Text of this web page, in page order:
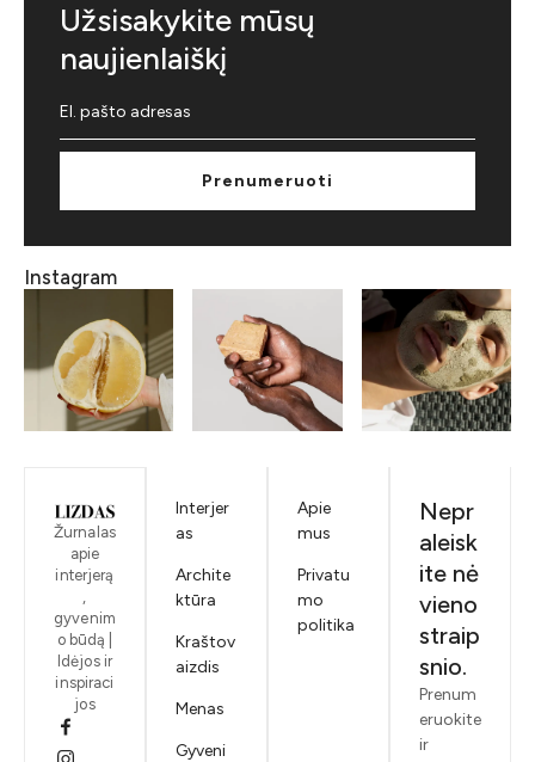
Užsisakykite mūsų
naujienlaiškį
Prenumeruoti
Instagram
Žurnalas
apie
interjerą
,
gyvenim
o būdą |
Idėjos ir
inspiraci
jos
Interjer
as
Archite
ktūra
Kraštov
aizdis
Menas
Gyveni
Apie
mus
Privatu
mo
politika
Nepr
aleisk
ite nė
vieno
straip
snio.
Prenum
eruokite
ir